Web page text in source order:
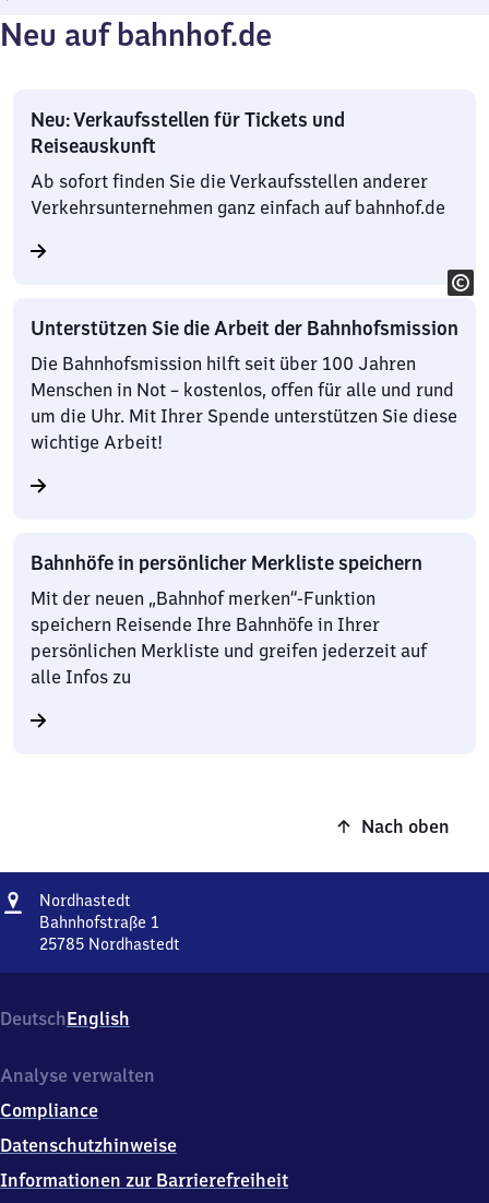
Neu auf bahnhof.de
Neu: Verkaufsstellen für Tickets und
Reiseauskunft
Ab sofort finden Sie die Verkaufsstellen anderer
Verkehrsunternehmen ganz einfach auf bahnhof.de
Unterstützen Sie die Arbeit der Bahnhofsmission
Die Bahnhofsmission hilft seit über 100 Jahren
Menschen in Not – kostenlos, offen für alle und rund
um die Uhr. Mit Ihrer Spende unterstützen Sie diese
wichtige Arbeit!
Bahnhöfe in persönlicher Merkliste speichern
Mit der neuen „Bahnhof merken“-Funktion
speichern Reisende Ihre Bahnhöfe in Ihrer
persönlichen Merkliste und greifen jederzeit auf
alle Infos zu
Nach oben
Adresse
Nordhastedt
Bahnhofstraße 1
25785 Nordhastedt
1,
2
7
5
Nordhastedt
DeutschEnglish
Analyse verwalten
Compliance
Datenschutzhinweise
Informationen zur Barrierefreiheit